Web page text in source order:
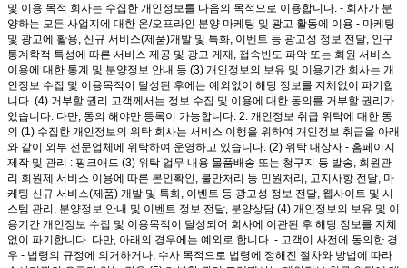
및 이용 목적 회사는 수집한 개인정보를 다음의 목적으로 이용합니다. - 회사가 분
양하는 모든 사업지에 대한 온/오프라인 분양 마케팅 및 광고 활동에 이용 - 마케팅
및 광고에 활용, 신규 서비스(제품)개발 및 특화, 이벤트 등 광고성 정보 전달, 인구
통계학적 특성에 따른 서비스 제공 및 광고 게재, 접속빈도 파악 또는 회원 서비스
이용에 대한 통계 및 분양정보 안내 등 (3) 개인정보의 보유 및 이용기간 회사는 개
인정보 수집 및 이용목적이 달성된 후에는 예외없이 해당 정보를 지체없이 파기합
니다. (4) 거부할 권리 고객께서는 정보 수집 및 이용에 대한 동의를 거부할 권리가
있습니다. 다만, 동의 해야만 등록이 가능합니다. 2. 개인정보 취급 위탁에 대한 동
의 (1) 수집한 개인정보의 위탁 회사는 서비스 이행을 위하여 개인정보 취급을 아래
와 같이 외부 전문업체에 위탁하여 운영하고 있습니다. (2) 위탁 대상자 - 홈페이지
제작 및 관리 : 핑크애드 (3) 위탁 업무 내용 물품배송 또는 청구지 등 발송, 회원관
리 회원제 서비스 이용에 따른 본인확인, 불만처리 등 민원처리, 고지사항 전달, 마
케팅 신규 서비스(제품) 개발 및 특화, 이벤트 등 광고성 정보 전달, 웹사이트 및 시
스템 관리, 분양정보 안내 및 이벤트 정보 전달, 분양상담 (4) 개인정보의 보유 및 이
용기간 개인정보 수집 및 이용목적이 달성되어 회사에 이관된 후 해당 정보를 지체
없이 파기합니다. 다만, 아래의 경우에는 예외로 합니다. - 고객이 사전에 동의한 경
우 - 법령의 규정에 의거하거나, 수사 목적으로 법령에 정해진 절차와 방법에 따라